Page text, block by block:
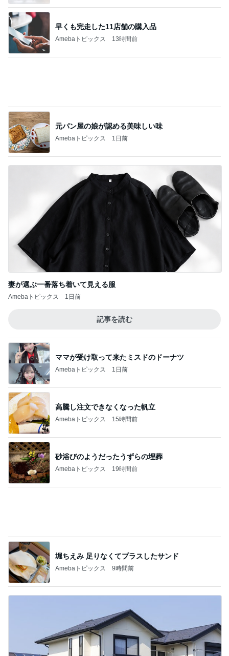
妻が選ぶ一番落ち着いて見える服
Amebaトピックス 1日前
記事を読む
Amebaトピックス 1日前
高騰し注文できなくなった帆立
Amebaトピックス 15時間前
砂浴びのようだったうずらの埋葬
Amebaトピックス 19時間前